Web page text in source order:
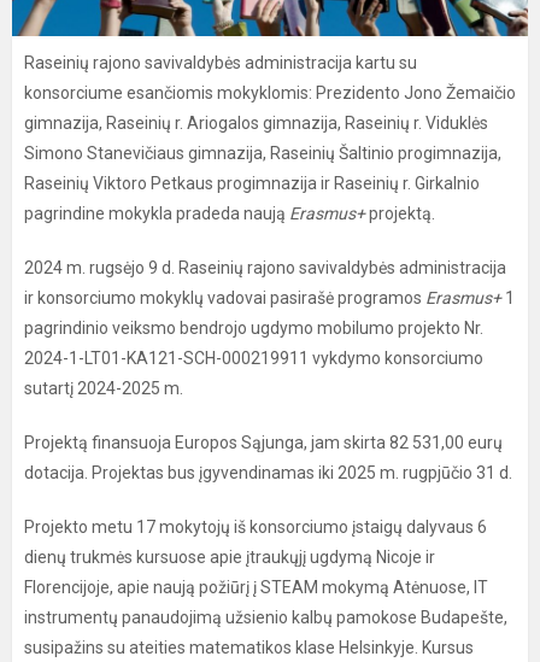
Raseinių rajono savivaldybės administracija kartu su
konsorciume esančiomis mokyklomis: Prezidento Jono Žemaičio
gimnazija, Raseinių r. Ariogalos gimnazija, Raseinių r. Viduklės
Simono Stanevičiaus gimnazija, Raseinių Šaltinio progimnazija,
Raseinių Viktoro Petkaus progimnazija ir Raseinių r. Girkalnio
pagrindine mokykla pradeda naują Erasmus+projektą.
2024 m. rugsėjo 9 d. Raseinių rajono savivaldybės administracija
ir konsorciumo mokyklų vadovai pasirašė programos Erasmus+1
pagrindinio veiksmo bendrojo ugdymo mobilumo projekto Nr.
2024-1-LT01-KA121-SCH-000219911 vykdymo konsorciumo
sutartį 2024-2025 m.
Projektą finansuoja Europos Sąjunga, jam skirta 82 531,00 eurų
dotacija. Projektas bus įgyvendinamas iki 2025 m. rugpjūčio 31 d.
Projekto metu 17 mokytojų iš konsorciumo įstaigų dalyvaus 6
dienų trukmės kursuose apie įtraukųjį ugdymą Nicoje ir
Florencijoje, apie naują požiūrį į STEAM mokymą Atėnuose, IT
instrumentų panaudojimą užsienio kalbų pamokose Budapešte,
susipažins su ateities matematikos klase Helsinkyje. Kursus